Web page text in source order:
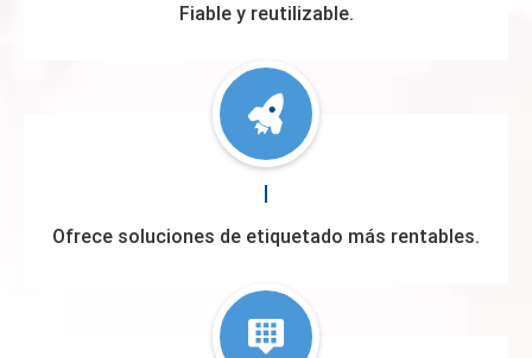
Fiable y reutilizable.
Ofrece soluciones de etiquetado más rentables.